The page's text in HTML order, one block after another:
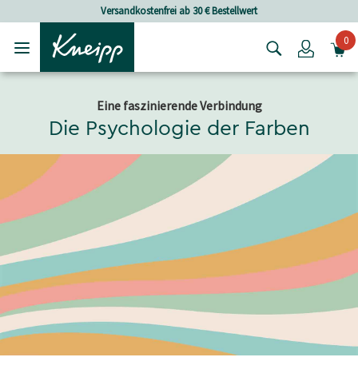
Skip to main content
Skip to footer contentVersandkostenfrei ab 30 € Bestellwert
Login0
Eine faszinierende Verbindung
Die Psychologie der Farben